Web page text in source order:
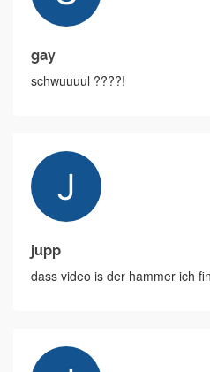
gay
schwuuuul ????!
jupp
dass video is der hammer ich